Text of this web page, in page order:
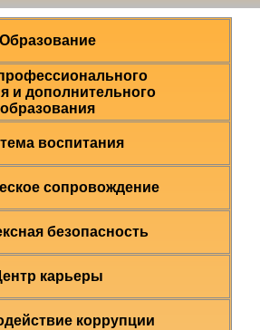
Образование
и дополнительного
образования
воспитания
сопровождение
безопасность
карьеры
коррупции